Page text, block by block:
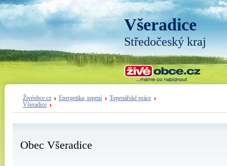
Všeradice
Středočeský kraj
Živéobce.cz Energetika, topení
Topenářské práce
Všeradice
Obec Všeradice